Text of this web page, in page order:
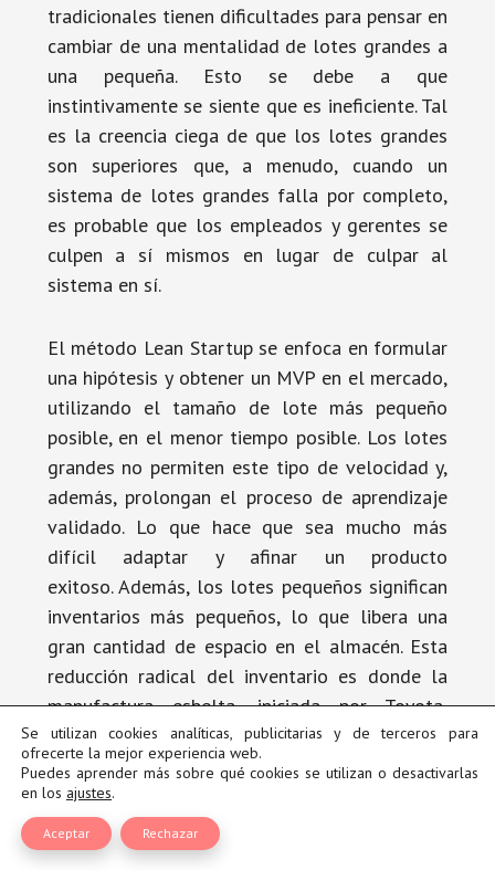
tradicionales tienen dificultades para pensar en
cambiar de una mentalidad de lotes grandes a
una pequeña. Esto se debe a que
instintivamente se siente que es ineficiente. Tal
es la creencia ciega de que los lotes grandes
son superiores que, a menudo, cuando un
sistema de lotes grandes falla por completo,
es probable que los empleados y gerentes se
culpen a sí mismos en lugar de culpar al
sistema en sí.
El método Lean Startup se enfoca en formular
una hipótesis y obtener un MVP en el mercado,
utilizando el tamaño de lote más pequeño
posible, en el menor tiempo posible. Los lotes
grandes no permiten este tipo de velocidad y,
además, prolongan el proceso de aprendizaje
validado. Lo que hace que sea mucho más
difícil adaptar y afinar un producto
exitoso. Además, los lotes pequeños significan
inventarios más pequeños, lo que libera una
gran cantidad de espacio en el almacén. Esta
reducción radical del inventario es donde la
manufactura esbelta, iniciada por Toyota,
recibe su nombre.
Arranca tus motores,
ahora estamos hablando
Se utilizan cookies analíticas, publicitarias y de terceros para
ofrecerte la mejor experiencia web.
Puedes aprender más sobre qué cookies se utilizan o desactivarlas
en los ajustes.
Aceptar Rechazar